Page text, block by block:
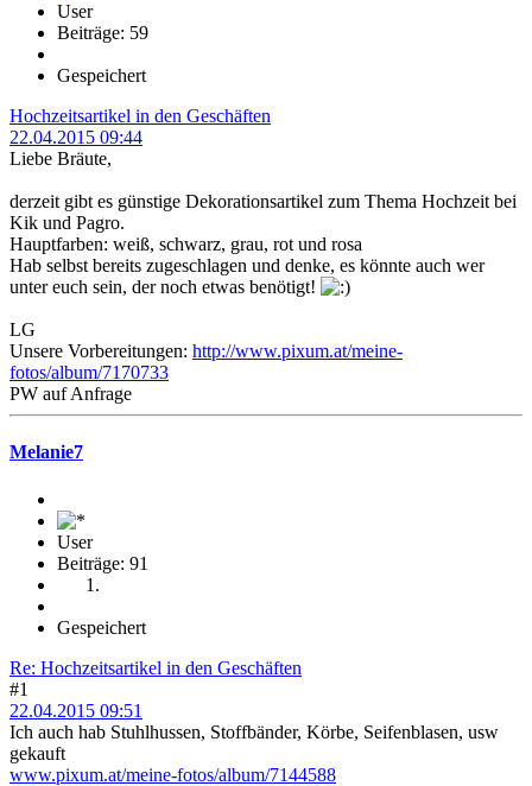
User
Beiträge: 59
Gespeichert
Hochzeitsartikel in den Geschäften
22.04.2015 09:44
Liebe Bräute,
derzeit gibt es günstige Dekorationsartikel zum Thema Hochzeit bei
Kik und Pagro.
Hauptfarben: weiß, schwarz, grau, rot und rosa
Hab selbst bereits zugeschlagen und denke, es könnte auch wer
unter euch sein, der noch etwas benötigt!
LG
Unsere Vorbereitungen: http://www.pixum.at/meine-
fotos/album/7170733
PW auf Anfrage
Melanie7
User
Beiträge: 91
Gespeichert
Re: Hochzeitsartikel in den Geschäften
#1
22.04.2015 09:51
Ich auch hab Stuhlhussen, Stoffbänder, Körbe, Seifenblasen, usw
gekauft
www.pixum.at/meine-fotos/album/7144588